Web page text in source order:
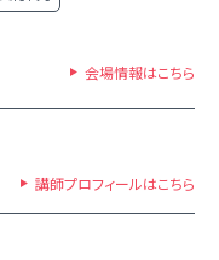
会場情報はこちら
講師プロフィールはこちら